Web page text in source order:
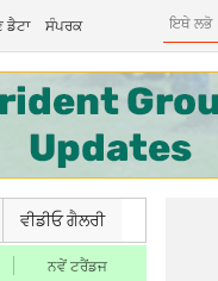
ਡੈਟਾ ਸੰਪਰਕ
ਵੀਡੀਓ ਗੈਲਰੀ
ਨਵੇਂ ਟਰੈਂਡਜ